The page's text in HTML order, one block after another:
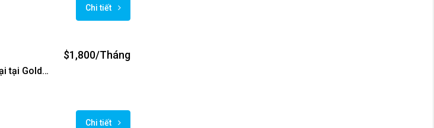
Chi tiết
Cho thuê căn hộ nội thất hiện đại tại Golden Westlake
$1,800/Tháng
Chi tiết